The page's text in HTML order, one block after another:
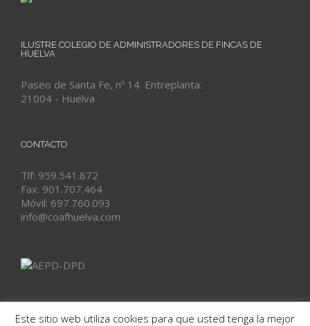
ILUSTRE COLEGIO DE ADMINISTRADORES DE FINCAS DE
HUELVA
Paseo de Santa Fe, nº 14. Entreplanta.
21004 - Huelva
CONTACTO
Tlf: 959.541.872
Fax: 901.707.464
Móvil: 697.760.093
info@coafhuelva.com
Este sitio web utiliza cookies para que usted tenga la mejor